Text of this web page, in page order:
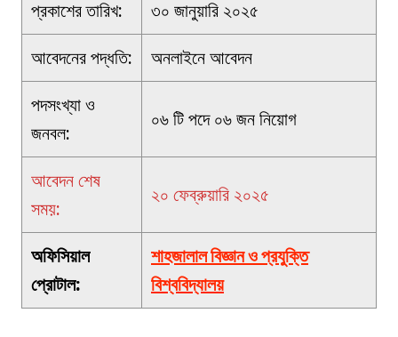
প্রকাশের তারিখ:
৩০ জানুয়ারি ২০২৫
আবেদনের পদ্ধতি:
অনলাইনে আবেদন
পদসংখ্যা ও
জনবল:
০৬ টি পদে ০৬ জন নিয়োগ
আবেদন শেষ
সময়:
২০ ফেব্রুয়ারি ২০২৫
অফিসিয়াল
প্রোটাল:
শাহজালাল বিজ্ঞান ও প্রযুক্তি
বিশ্ববিদ্যালয়